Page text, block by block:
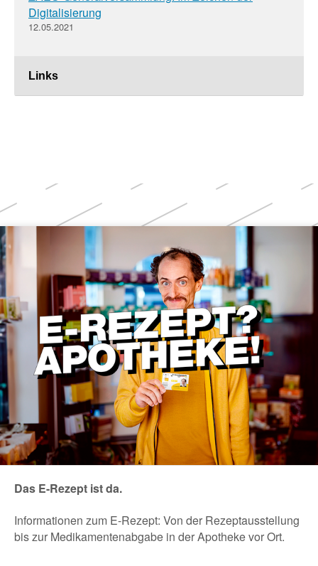
Links
Digitalisierung
12.05.2021
Weitere
Themen
Das E-Rezept ist da.
Informationen zum E-Rezept: Von der Rezeptausstellung
bis zur Medikamentenabgabe in der Apotheke vor Ort.